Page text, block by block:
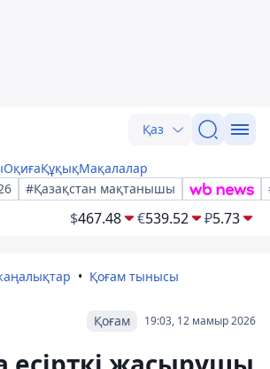
Қаз
ОқиғаҚұқықМақалалар
#Қазақстан мақтанышы
$467.48 €539.52 ₽5.73
Қоғам тынысы
19:03, 12 мамыр 2026
Қоғам